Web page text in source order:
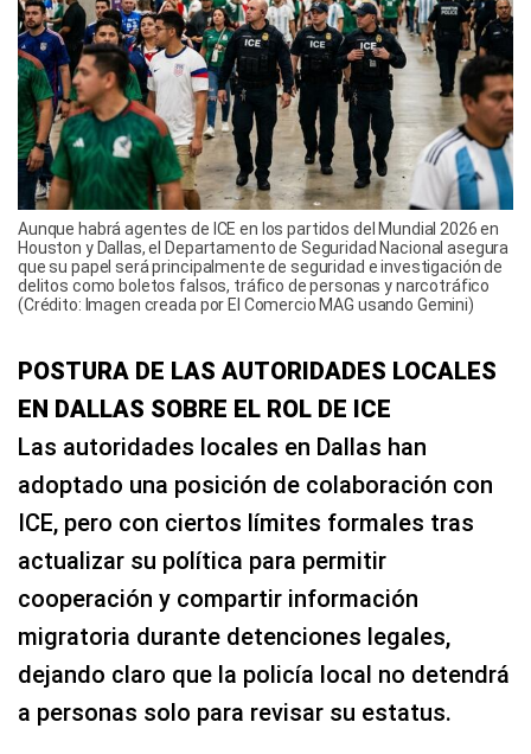
Aunque habrá agentes de ICE en los partidos del Mundial 2026 en
Houston y Dallas, el Departamento de Seguridad Nacional asegura
que su papel será principalmente de seguridad e investigación de
delitos como boletos falsos, tráfico de personas y narcotráfico
(Crédito: Imagen creada por El Comercio MAG usando Gemini)
POSTURA DE LAS AUTORIDADES LOCALES
EN DALLAS SOBRE EL ROL DE ICE
Las autoridades locales en Dallas han
adoptado una posición de colaboración con
ICE, pero con ciertos límites formales tras
actualizar su política para permitir
cooperación y compartir información
migratoria durante detenciones legales,
dejando claro que la policía local no detendrá
a personas solo para revisar su estatus.